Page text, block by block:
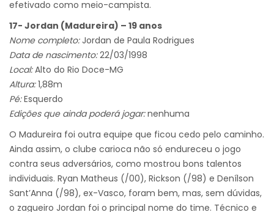
efetivado como meio-campista.
17- Jordan (Madureira) – 19 anos
Nome completo:Jordan de Paula Rodrigues
Data de nascimento:22/03/1998
Local:Alto do Rio Doce-MG
Altura:1,88m
Pé:Esquerdo
Edições que ainda poderá jogar:nenhuma
O Madureira foi outra equipe que ficou cedo pelo caminho.
Ainda assim, o clube carioca não só endureceu o jogo
contra seus adversários, como mostrou bons talentos
individuais. Ryan Matheus (/00), Rickson (/98) e Denílson
Sant’Anna (/98), ex-Vasco, foram bem, mas, sem dúvidas,
o zagueiro Jordan foi o principal nome do time. Técnico e